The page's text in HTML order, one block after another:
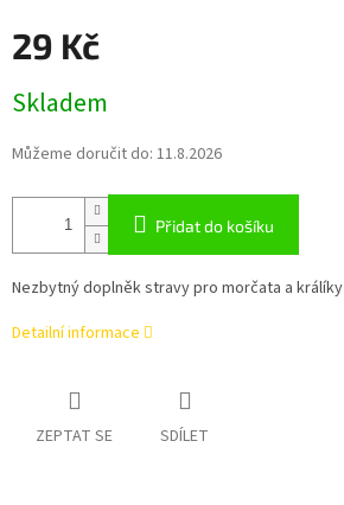
29 Kč
cena:
Skladem
Můžeme doručit do: 11.8.2026
Přidat do košíku
Nezbytný doplněk stravy pro morčata a králíky
Detailní informace
ZEPTAT SE SDÍLET